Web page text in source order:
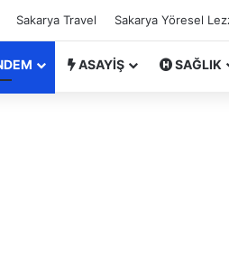
Sakarya Travel Sakarya Yöresel
ASAYİŞ SAĞLIK